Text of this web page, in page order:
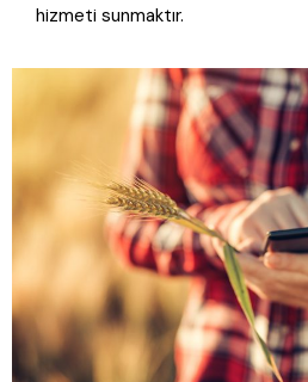
hizmeti sunmaktır.